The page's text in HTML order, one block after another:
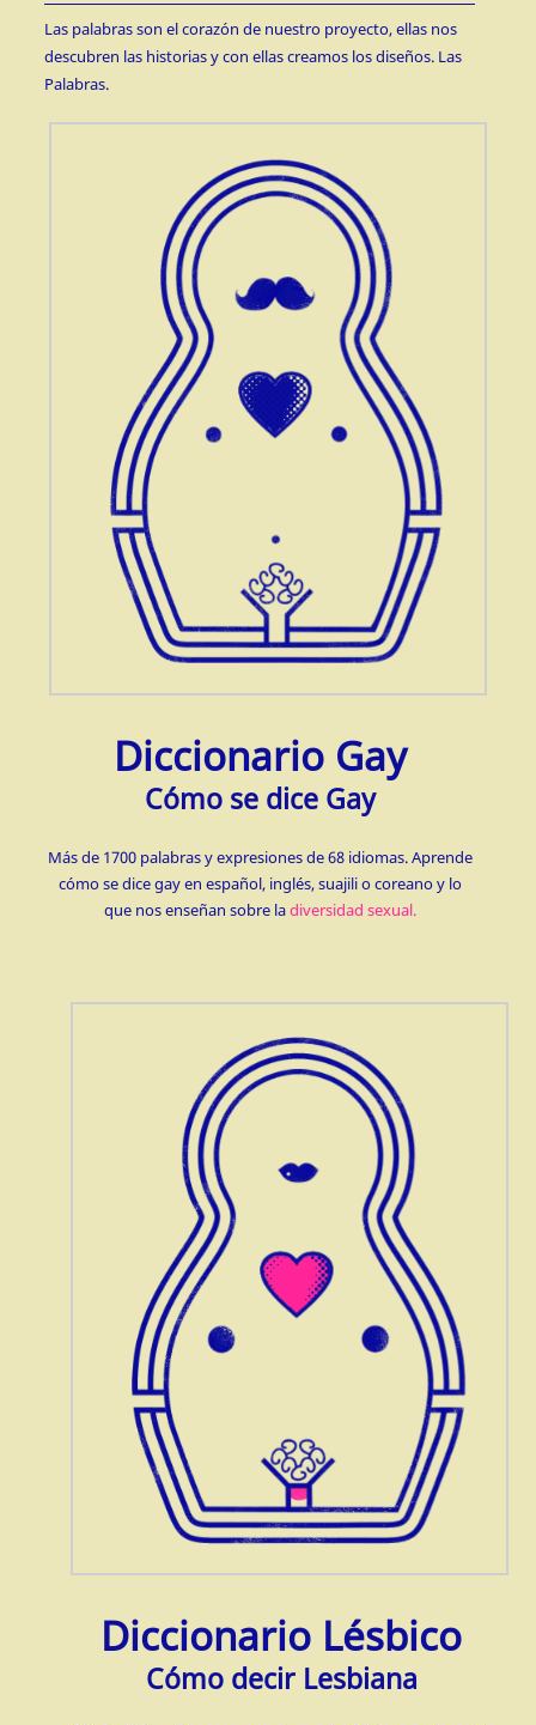
Las palabras son el corazón de nuestro proyecto, ellas nos
descubren las historias y con ellas creamos los diseños. Las
Palabras.
Diccionario Gay
Cómo se dice Gay
Más de 1700 palabras y expresiones de 68 idiomas. Aprende
cómo se dice gay en español, inglés, suajili o coreano y lo
que nos enseñan sobre ladiversidad sexual.
Diccionario Lésbico
Cómo decir Lesbiana